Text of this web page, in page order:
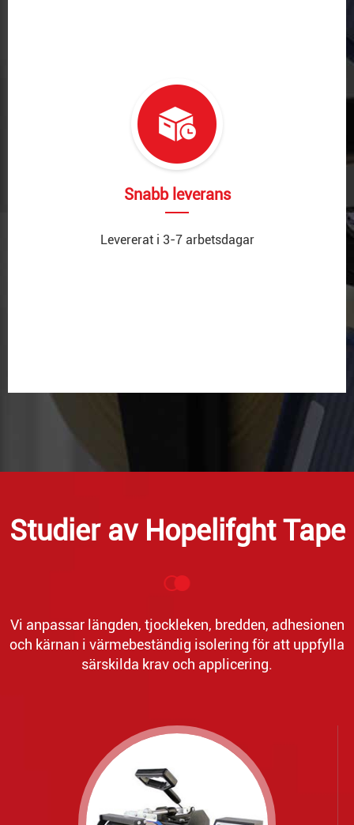
Snabb leverans
Levererat i 3-7 arbetsdagar
Studier av Hopelifght Tape
Vi anpassar längden, tjockleken, bredden, adhesionen
och kärnan i värmebeständig isolering för att uppfylla
särskilda krav och applicering.